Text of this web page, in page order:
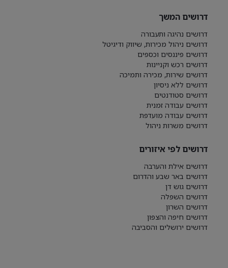
דרושים המשך
דרושים נהיגה ותעבורה
דרושים ניהול מכירות, שיווק ודיגיטל
דרושים פיננסים וכספים
דרושים רכש וקניינות
דרושים שירות, מכירה ותמיכה
דרושים ללא ניסיון
דרושים סטודנטים
דרושים עבודה זמנית
דרושים עבודה מועדפת
דרושים משרות ניהול
דרושים לפי איזורים
דרושים אילת והערבה
דרושים באר שבע והדרום
דרושים גוש דן
דרושים השפלה
דרושים השרון
דרושים חיפה והצפון
דרושים ירושלים והסביבה